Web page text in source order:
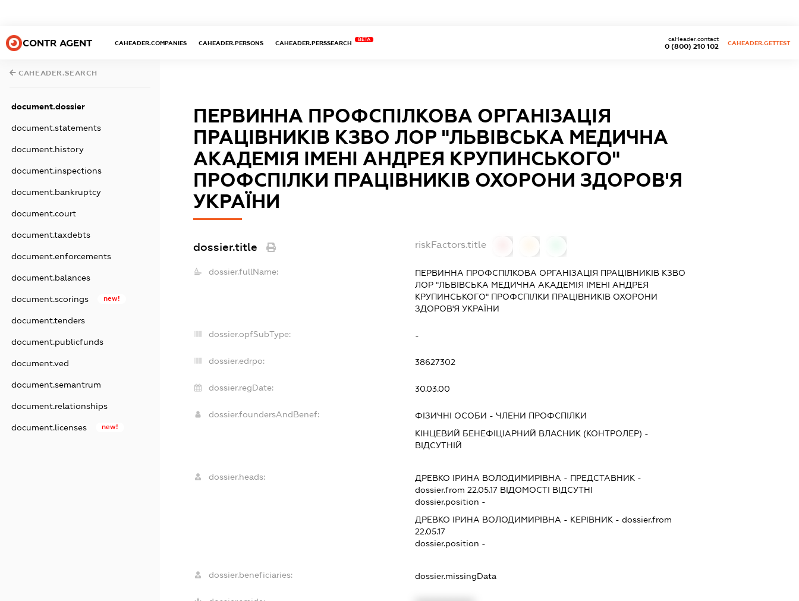
CONTR AGENT CAHEADER.COMPANIES CAHEADER.PERSONS CAHEADER.PERSSEARCH
BETA
0 (800) 210 102
caHeader.contact
CAHEADER.GETTEST
CAHEADER.SEARCH
document.dossier
document.statements
document.history
document.inspections
document.bankruptcy
document.court
document.taxdebts
document.enforcements
document.balances
document.scorings new!
document.tenders
document.publicfunds
document.ved
document.semantrum
document.relationships
document.licenses new!
ПЕРВИННА ПРОФСПІЛКОВА ОРГАНІЗАЦІЯ
ПРАЦІВНИКІВ КЗВО ЛОР "ЛЬВІВСЬКА МЕДИЧНА
АКАДЕМІЯ ІМЕНІ АНДРЕЯ КРУПИНСЬКОГО"
ПРОФСПІЛКИ ПРАЦІВНИКІВ ОХОРОНИ ЗДОРОВ'Я
УКРАЇНИ
dossier.title riskFactors.title
dossier.fullName:
ПЕРВИННА ПРОФСПІЛКОВА ОРГАНІЗАЦІЯ ПРАЦІВНИКІВ КЗВО
ЛОР "ЛЬВІВСЬКА МЕДИЧНА АКАДЕМІЯ ІМЕНІ АНДРЕЯ
КРУПИНСЬКОГО" ПРОФСПІЛКИ ПРАЦІВНИКІВ ОХОРОНИ
ЗДОРОВ'Я УКРАЇНИ
dossier.opfSubType: -
dossier.edrpo: 38627302
dossier.regDate: 30.03.00
dossier.foundersAndBenef:
ФІЗИЧНІ ОСОБИ - ЧЛЕНИ ПРОФСПІЛКИ
КІНЦЕВИЙ БЕНЕФІЦІАРНИЙ ВЛАСНИК (КОНТРОЛЕР) -
ВІДСУТНІЙ
dossier.heads: ДРЕВКО ІРИНА ВОЛОДИМИРІВНА - ПРЕДСТАВНИК -
dossier.from 22.05.17ВІДОМОСТІ ВІДСУТНІ
dossier.position -
ДРЕВКО ІРИНА ВОЛОДИМИРІВНА - КЕРІВНИК - dossier.from
22.05.17
dossier.position -
dossier.beneficiaries: dossier.missingData